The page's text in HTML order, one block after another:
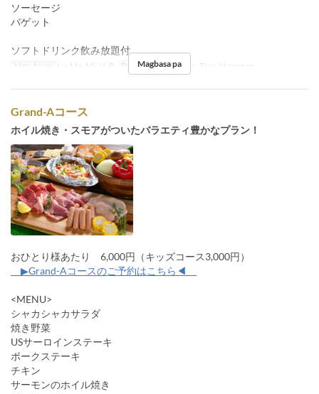
ソーセージ
バゲット
ソフトドリンク飲み放題付
Mga Araw Lu, Ma, Mi, H, B Pagkain Tanghalian, Tsaa, Hapunan
Magbasa pa
Grand-Aコース
ホイル焼き・スモアがついたバラエティ豊かなプラン！
おひとり様あたり 6,000円（キッズコース3,000円）
▶Grand-Aコースのご予約はこちら◀
<MENU>
シャカシャカサラダ
焼き野菜
USサーロインステーキ
ポークステーキ
チキン
サーモンのホイル焼き